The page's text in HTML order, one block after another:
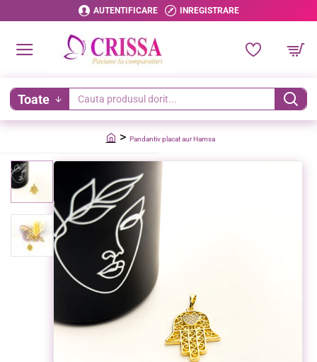
AUTENTIFICARE INREGISTRARE
Toate
Cauta
produsul
Pandantiv placat aur Hamsa